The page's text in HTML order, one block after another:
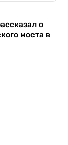
о
моста в